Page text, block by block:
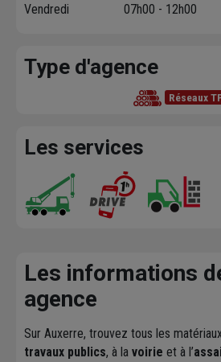
Vendredi
07h00 - 12h00
Type d'agence
Réseaux
Les services
Les informations
agence
Sur Auxerre, trouvez tous les
travaux publics, à la voirie et à l’